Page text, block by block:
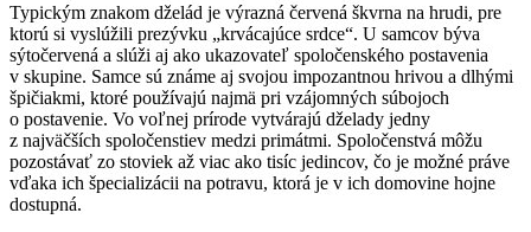
Typickým znakom dželád je výrazná červená škvrna na hrudi, pre
ktorú si vyslúžili prezývku „krvácajúce srdce“. U samcov býva
sýtočervená a slúži aj ako ukazovateľ spoločenského postavenia
v skupine. Samce sú známe aj svojou impozantnou hrivou a dlhými
špičiakmi, ktoré používajú najmä pri vzájomných súbojoch
o postavenie. Vo voľnej prírode vytvárajú dželady jedny
z najväčších spoločenstiev medzi primátmi. Spoločenstvá môžu
pozostávať zo stoviek až viac ako tisíc jedincov, čo je možné práve
vďaka ich špecializácii na potravu, ktorá je v ich domovine hojne
dostupná.